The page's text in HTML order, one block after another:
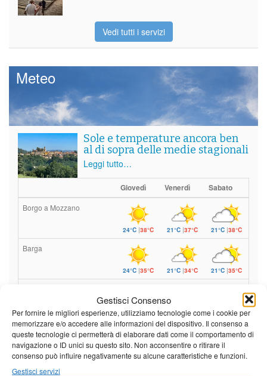
Gestisci Consenso
Per fornire le migliori esperienze, utilizziamo tecnologie come i cookie per
memorizzare e/o accedere alle informazioni del dispositivo. Il consenso a
queste tecnologie ci permetterà di elaborare dati come il comportamento di
navigazione o ID unici su questo sito. Non acconsentire o ritirare il
consenso può influire negativamente su alcune caratteristiche e funzioni.
Gestisci servizi
Vedi tutti i servizi
Meteo
Sole e temperature ancora ben
al di sopra delle medie stagionali
Leggi tutto…
Giovedì Venerdì Sabato
Borgo a Mozzano
24°C |38°C 21°C |37°C 21°C |38°C
Barga
24°C |35°C 21°C |34°C 21°C |35°C
24°C|35°C 21°C|34°C 21°C|35°C
Previsioni a cura di: